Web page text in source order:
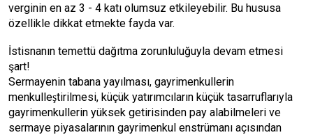
verginin en az 3 - 4 katı olumsuz etkileyebilir. Bu hususa
özellikle dikkat etmekte fayda var.
İstisnanın temettü dağıtma zorunluluğuyla devam etmesi
şart!
Sermayenin tabana yayılması, gayrimenkullerin
menkulleştirilmesi, küçük yatırımcıların küçük tasarruflarıyla
gayrimenkullerin yüksek getirisinden pay alabilmeleri ve
sermaye piyasalarının gayrimenkul enstrümanı açısından